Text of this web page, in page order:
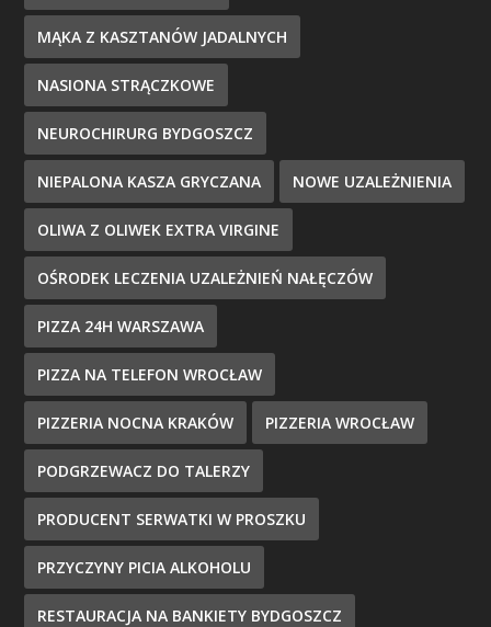
MĄKA Z KASZTANÓW JADALNYCH
NASIONA STRĄCZKOWE
NEUROCHIRURG BYDGOSZCZ
NIEPALONA KASZA GRYCZANA NOWE UZALEŻNIENIA
OLIWA Z OLIWEK EXTRA VIRGINE
OŚRODEK LECZENIA UZALEŻNIEŃ NAŁĘCZÓW
PIZZA 24H WARSZAWA
PIZZA NA TELEFON WROCŁAW
PIZZERIA NOCNA KRAKÓW PIZZERIA WROCŁAW
PODGRZEWACZ DO TALERZY
PRODUCENT SERWATKI W PROSZKU
PRZYCZYNY PICIA ALKOHOLU
RESTAURACJA NA BANKIETY BYDGOSZCZ